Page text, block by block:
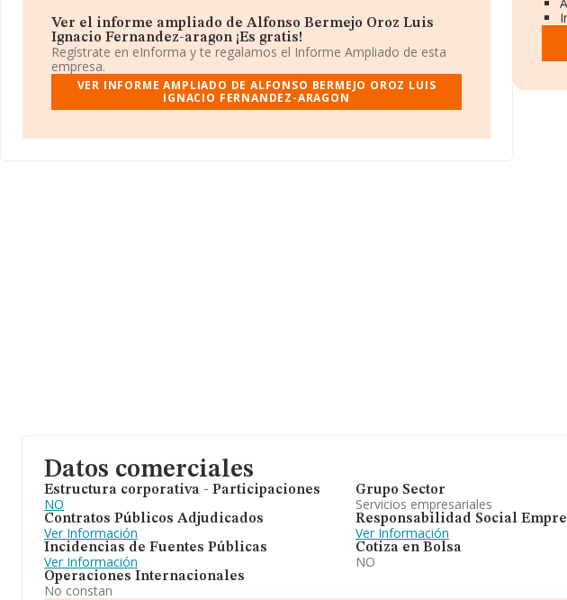
Ver el informe ampliado de Alfonso Bermejo Oroz Luis
Ignacio Fernandez-aragon ¡Es gratis!
Regístrate en eInforma y te regalamos el Informe Ampliado de esta
empresa.
VER INFORME AMPLIADO DE ALFONSO BERMEJO OROZ LUIS
IGNACIO FERNANDEZ-ARAGON
Datos comerciales
Estructura corporativa - Participaciones
NO
Contratos Públicos Adjudicados
Ver Información
Incidencias de Fuentes Públicas
Ver Información
Operaciones Internacionales
No constan
Grupo Sector
Servicios empresariales
Responsabilidad Social
Ver Información
Cotiza en Bolsa
NO